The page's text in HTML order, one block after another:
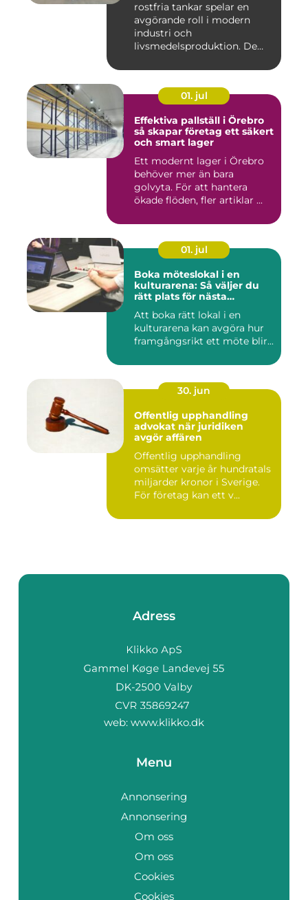
rostfria tankar spelar en
avgörande roll i modern
industri och
livsmedelsproduktion. De
01. jul
Effektiva pallställ i Örebro
så skapar företag ett säkert
och smart lager
Ett modernt lager i Örebro
behöver mer än bara
golvyta. För att hantera
ökade flöden, fler artiklar ...
01. jul
Boka möteslokal i en
kulturarena: Så väljer du
rätt plats för nästa
Att boka rätt lokal i en
kulturarena kan avgöra hur
framgångsrikt ett möte blir...
30. jun
Offentlig upphandling
advokat när juridiken
avgör affären
Offentlig upphandling
omsätter varje år hundratals
miljarder kronor i Sverige.
För företag kan ett v...
Adress
web: www.klikko.dk
Menu
Annonsering
Annonsering
Om oss
Om oss
Cookies
Cookies